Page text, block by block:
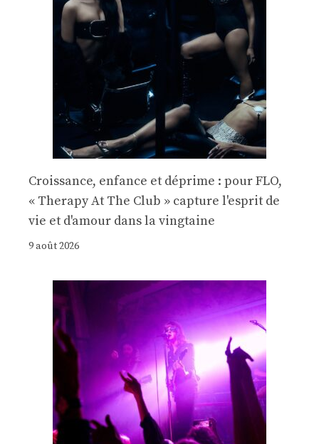
Croissance, enfance et déprime : pour FLO,
« Therapy At The Club » capture l'esprit de
vie et d'amour dans la vingtaine
9 août 2026